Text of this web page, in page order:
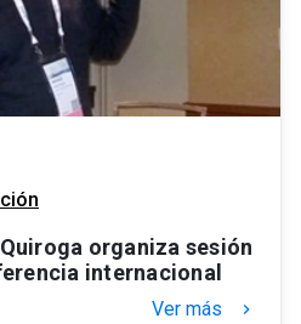
organiza sesión
internacional
Ver más keyboard_arrow_right